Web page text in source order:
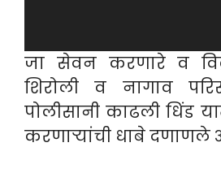
जा सेवन करणारे व
शिरोली व नागाव
पोलीसानी काढली धिंड
करणाऱ्यांची धाबे दणाणले